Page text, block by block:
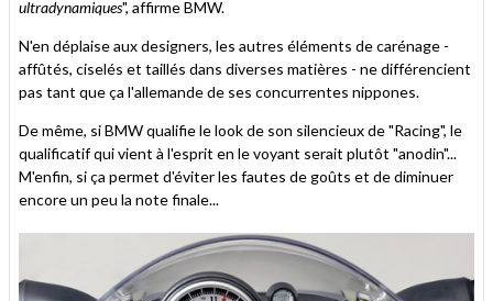
ultradynamiques", affirme BMW.
N'en déplaise aux designers, les autres éléments de carénage -
affûtés, ciselés et taillés dans diverses matières - ne différencient
pas tant que ça l'allemande de ses concurrentes nippones.
De même, si BMW qualifie le look de son silencieux de "Racing", le
qualificatif qui vient à l'esprit en le voyant serait plutôt "anodin"...
M'enfin, si ça permet d'éviter les fautes de goûts et de diminuer
encore un peu la note finale...